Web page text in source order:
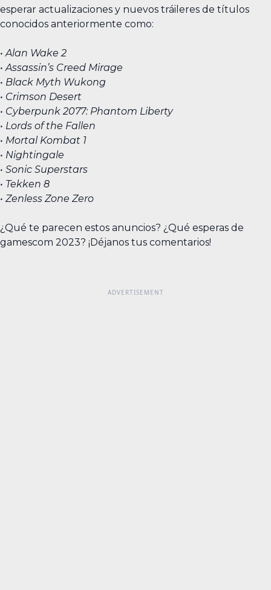
esperar actualizaciones y nuevos tráileres de títulos
conocidos anteriormente como:
• Alan Wake 2
• Assassin’s Creed Mirage
• Black Myth Wukong
• Crimson Desert
• Cyberpunk 2077: Phantom Liberty
• Lords of the Fallen
• Mortal Kombat 1
• Nightingale
• Sonic Superstars
• Tekken 8
• Zenless Zone Zero
¿Qué te parecen estos anuncios? ¿Qué esperas de
gamescom 2023? ¡Déjanos tus comentarios!